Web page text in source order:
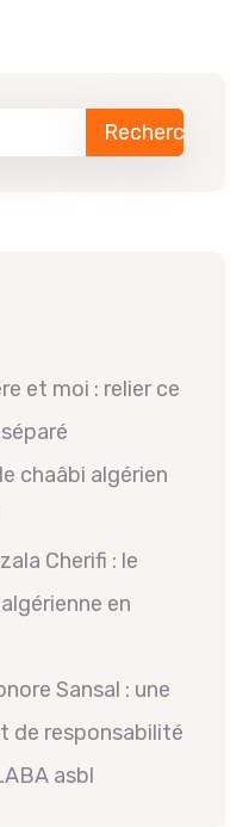
et moi : relier ce
chaâbi algérien
Cherifi : le
en
Sansal : une
de responsabilité
asbl